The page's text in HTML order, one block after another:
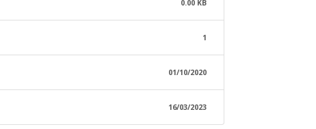
0.00 KB
1
01/10/2020
16/03/2023